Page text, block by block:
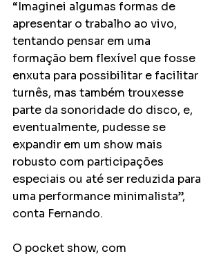
“Imaginei algumas formas de
apresentar o trabalho ao vivo,
tentando pensar em uma
formação bem flexível que fosse
enxuta para possibilitar e facilitar
turnês, mas também trouxesse
parte da sonoridade do disco, e,
eventualmente, pudesse se
expandir em um show mais
robusto com participações
especiais ou até ser reduzida para
uma performance minimalista”,
conta Fernando.
O pocket show, com